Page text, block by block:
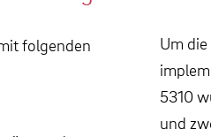
folgenden
Um
5310
und